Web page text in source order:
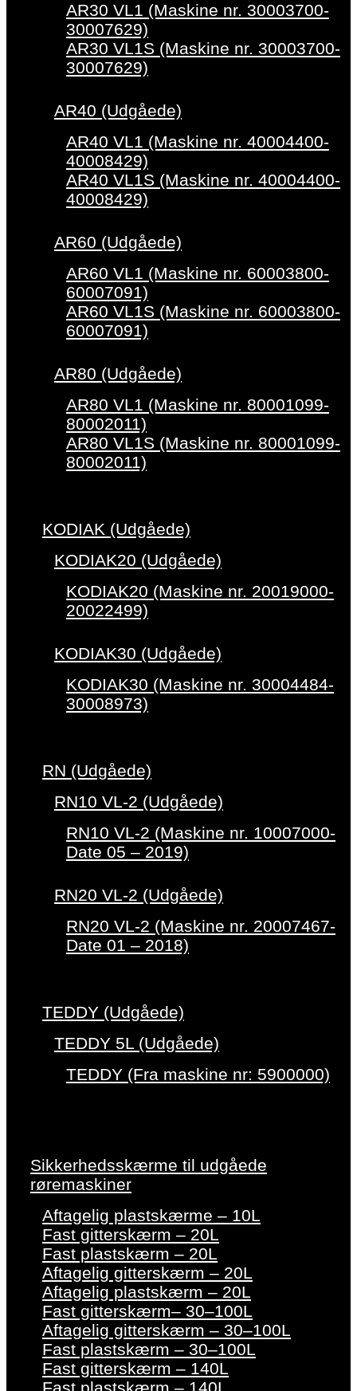
AR30 VL1 (Maskine nr. 30003700-
30007629)
AR30 VL1S (Maskine nr. 30003700-
30007629)
AR40 (Udgåede)
AR40 VL1 (Maskine nr. 40004400-
40008429)
AR40 VL1S (Maskine nr. 40004400-
40008429)
AR60 (Udgåede)
AR60 VL1 (Maskine nr. 60003800-
60007091)
AR60 VL1S (Maskine nr. 60003800-
60007091)
AR80 (Udgåede)
AR80 VL1 (Maskine nr. 80001099-
80002011)
AR80 VL1S (Maskine nr. 80001099-
80002011)
KODIAK (Udgåede)
KODIAK20 (Udgåede)
KODIAK20 (Maskine nr. 20019000-
20022499)
KODIAK30 (Udgåede)
KODIAK30 (Maskine nr. 30004484-
30008973)
RN (Udgåede)
RN10 VL-2 (Udgåede)
RN10 VL-2 (Maskine nr. 10007000-
Date 05 – 2019)
RN20 VL-2 (Udgåede)
RN20 VL-2 (Maskine nr. 20007467-
Date 01 – 2018)
TEDDY (Udgåede)
TEDDY 5L (Udgåede)
TEDDY (Fra maskine nr: 5900000)
Sikkerhedsskærme til udgåede
røremaskiner
Aftagelig plastskærme – 10L
Fast gitterskærm – 20L
Fast plastskærm – 20L
Aftagelig gitterskærm – 20L
Aftagelig plastskærm – 20L
Fast gitterskærm– 30–100L
Aftagelig gitterskærm – 30–100L
Fast plastskærm – 30–100L
Fast gitterskærm – 140L